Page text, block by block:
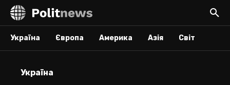
Україна Європа Америка Азія Світ
Україна